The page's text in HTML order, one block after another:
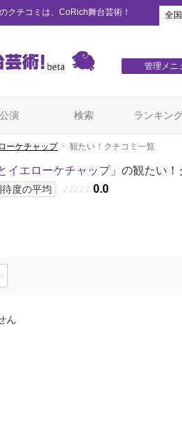
クチコミは、CoRich舞台芸術！ 全国
管理メニ
公演 検索 ランキン
ーケチャップ 観たい！クチコミ一覧
イエローケチャップ」の観たい！
待度の平均 ♪ ♪ ♪ ♪ ♪ 0.0
ん